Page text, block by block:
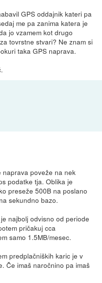
GPS oddajnik kateri pa
me pa zanima katera je
jo vzamem kot drugo
tovrstne stvari? Ne znam si
taka GPS naprava.
poveže na nek
podatke tja. Oblika je
preseže 500B na poslano
sekundno bazo.
najbolj odvisno od periode
pričakuj cca
samo 1.5MB/mesec.
predplačniških karic je v
Če imaš naročnino pa imaš